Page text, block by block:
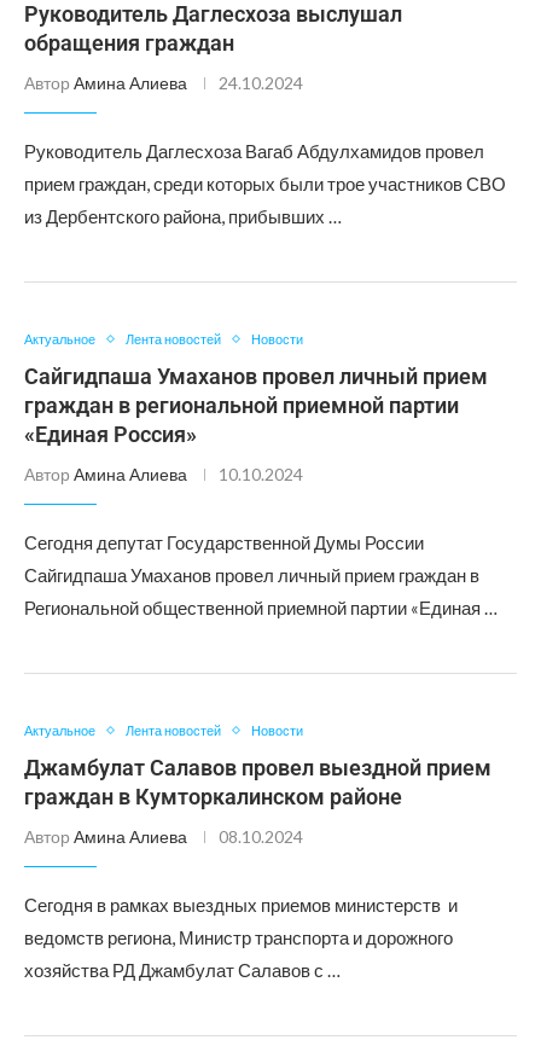
Руководитель Даглесхоза выслушал
обращения граждан
Автор Амина Алиева 24.10.2024
Руководитель Даглесхоза Вагаб Абдулхамидов провел
прием граждан, среди которых были трое участников СВО
из Дербентского района, прибывших …
Актуальное Лента новостей Новости
Сайгидпаша Умаханов провел личный прием
граждан в региональной приемной партии
«Единая Россия»
Автор Амина Алиева 10.10.2024
Сегодня депутат Государственной Думы России
Сайгидпаша Умаханов провел личный прием граждан в
Региональной общественной приемной партии «Единая …
Актуальное Лента новостей Новости
Джамбулат Салавов провел выездной прием
граждан в Кумторкалинском районе
Автор Амина Алиева 08.10.2024
Сегодня в рамках выездных приемов министерств и
ведомств региона, Министр транспорта и дорожного
хозяйства РД Джамбулат Салавов с …